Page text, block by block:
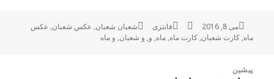
ارسال
شده
می 8, 2016 نویسندهدسته‌ها
فانتزی برچسب‌ها
شعبان شعبان, عکس شعبان, عکس
ماه,کارت شعبان,کارت ماه,ماه, و, و شعبان, و ماه
نوشته
پیشین